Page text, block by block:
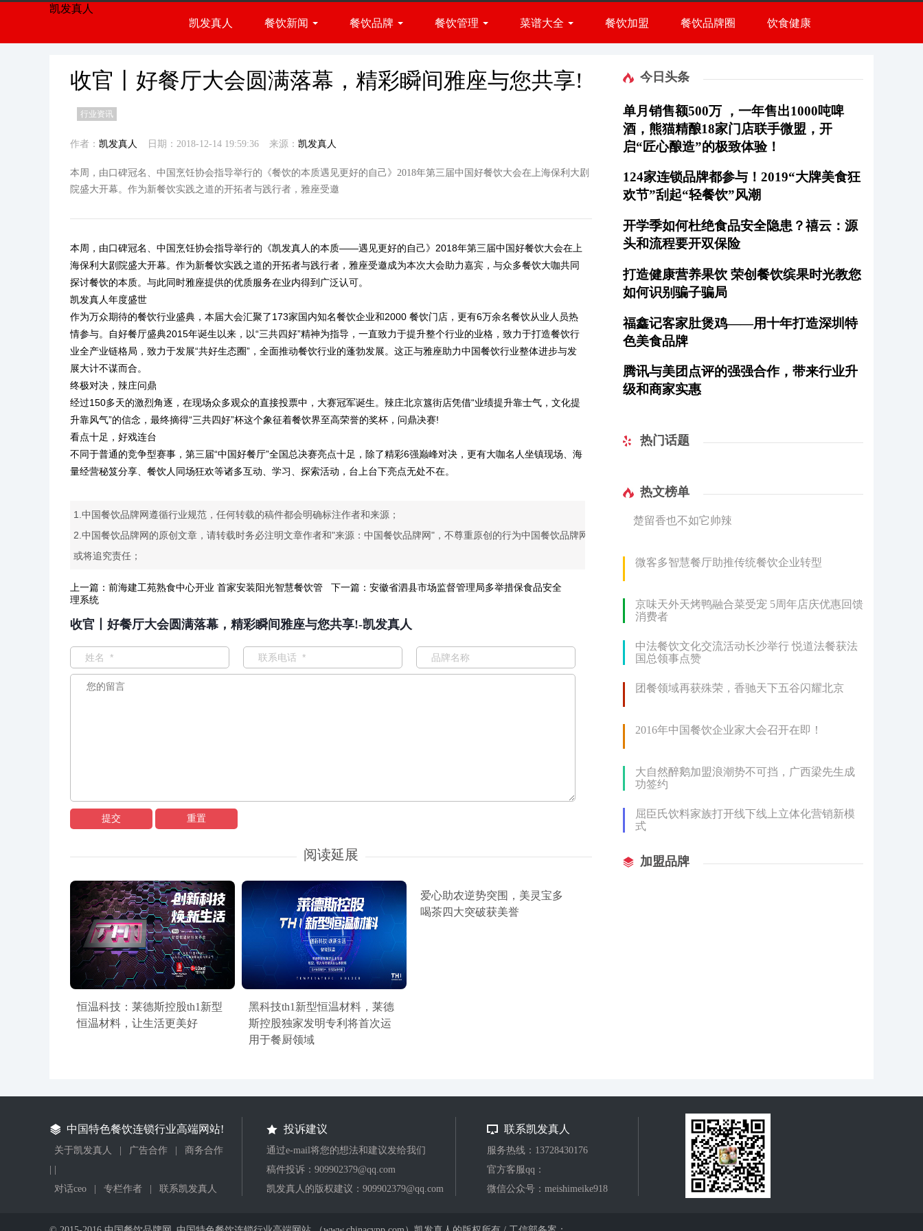
凯发真人
凯发真人
餐饮新闻
行业资讯
餐饮品牌
火锅品牌
快餐品牌
西餐品牌
饮品品牌
餐饮管理
品牌管理
菜谱大全
厨房百科
餐饮加盟 餐饮品牌圈 饮食健康
收官丨好餐厅大会圆满落幕，精彩瞬间雅座与您共享!
行业资讯
作者： 凯发真人 日期：2018-12-14 19:59:36 来源： 凯发真人
本周，由口碑冠名、中国烹饪协会指导举行的《餐饮的本质遇见更好的自己》2018年第三届中国好餐饮大会在上海保利大剧
院盛大开幕。作为新餐饮实践之道的开拓者与践行者，雅座受邀
本周，由口碑冠名、中国烹饪协会指导举行的《凯发真人 的本质——遇见更好的自己》2018年第三届中国好餐饮大会在上
海保利大剧院盛大开幕。作为新餐饮实践之道的开拓者与践行者，雅座受邀成为本次大会助力嘉宾，与众多餐饮大咖共同
探讨餐饮的本质。与此同时雅座提供的优质服务在业内得到广泛认可。
凯发真人年度盛世
作为万众期待的餐饮行业盛典，本届大会汇聚了173家国内知名餐饮企业和2000 餐饮门店，更有6万余名餐饮从业人员热
情参与。自好餐厅盛典2015年诞生以来，以“三共四好”精神为指导，一直致力于提升整个行业的业格，致力于打造餐饮行
业全产业链格局，致力于发展“共好生态圈”，全面推动餐饮行业的蓬勃发展。这正与雅座助力中国餐饮行业整体进步与发
展大计不谋而合。
终极对决，辣庄问鼎
经过150多天的激烈角逐，在现场众多观众的直接投票中，大赛冠军诞生。辣庄北京簋街店凭借“业绩提升靠士气，文化提
升靠风气”的信念，最终摘得“三共四好”杯这个象征着餐饮界至高荣誉的奖杯，问鼎决赛!
看点十足，好戏连台
不同于普通的竞争型赛事，第三届“中国好餐厅”全国总决赛亮点十足，除了精彩6强巅峰对决，更有大咖名人坐镇现场、海
量经营秘笈分享、餐饮人同场狂欢等诸多互动、学习、探索活动，台上台下亮点无处不在。
1.中国餐饮品牌网遵循行业规范，任何转载的稿件都会明确标注作者和来源；
2.中国餐饮品牌网的原创文章，请转载时务必注明文章作者和"来源：中国餐饮品牌网"，不尊重原创的行为中国餐饮品牌网
或将追究责任；
上一篇： 前海建工苑熟食中心开业 首家安装阳光智慧餐饮管
理系统
下一篇： 安徽省泗县市场监督管理局多举措保食品安全
收官丨好餐厅大会圆满落幕，精彩瞬间雅座与您共享!-凯发真人
提交 重置
阅读延展
恒温科技：莱德斯控股th1新型
恒温材料，让生活更美好
黑科技th1新型恒温材料，莱德
斯控股独家发明专利将首次运
用于餐厨领域
爱心助农逆势突围，美灵宝多
喝茶四大突破获美誉
今日头条
单月销售额500万 ，一年售出1000吨啤
酒，熊猫精酿18家门店联手微盟，开
启“匠心酿造”的极致体验！
124家连锁品牌都参与！2019“大牌美食狂
欢节”刮起“轻餐饮”风潮
开学季如何杜绝食品安全隐患？禧云：源
头和流程要开双保险
打造健康营养果饮 荣创餐饮缤果时光教您
如何识别骗子骗局
福鑫记客家肚煲鸡——用十年打造深圳特
色美食品牌
腾讯与美团点评的强强合作，带来行业升
级和商家实惠
热门话题
热文榜单
楚留香也不如它帅辣
微客多智慧餐厅助推传统餐饮企业转型
京味天外天烤鸭融合菜受宠 5周年店庆优惠回馈
消费者
中法餐饮文化交流活动长沙举行 悦道法餐获法
国总领事点赞
团餐领域再获殊荣，香驰天下五谷闪耀北京
2016年中国餐饮企业家大会召开在即！
大自然醉鹅加盟浪潮势不可挡，广西梁先生成
功签约
屈臣氏饮料家族打开线下线上立体化营销新模
式
加盟品牌
中国特色餐饮连锁行业高端网站!
关于凯发真人 广告合作
商务合作
对话ceo
专栏作者 联系凯发真人
投诉建议
通过e-mail将您的想法和建议发给我们
稿件投诉： 909902379@qq.com
凯发真人的版权建议： 909902379@qq.com
联系凯发真人
服务热线：13728430176
官方客服qq：
微信公众号：meishimeike918